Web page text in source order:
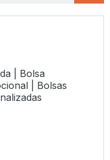
| Bolsa
| Bolsas